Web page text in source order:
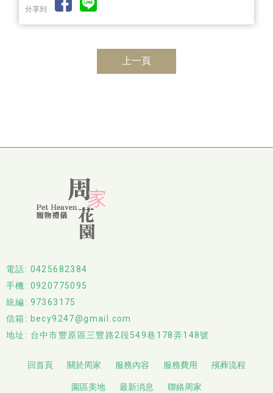
分享到
上一頁
電話: 0425682384
手機: 0920775095
統編: 97363175
信箱: becy9247@gmail.com
地址: 台中市豐原區三豐路2段549巷178弄148號
回首頁 關於周家 服務內容 服務費用 殯葬流程
園區美地 最新消息 聯絡周家